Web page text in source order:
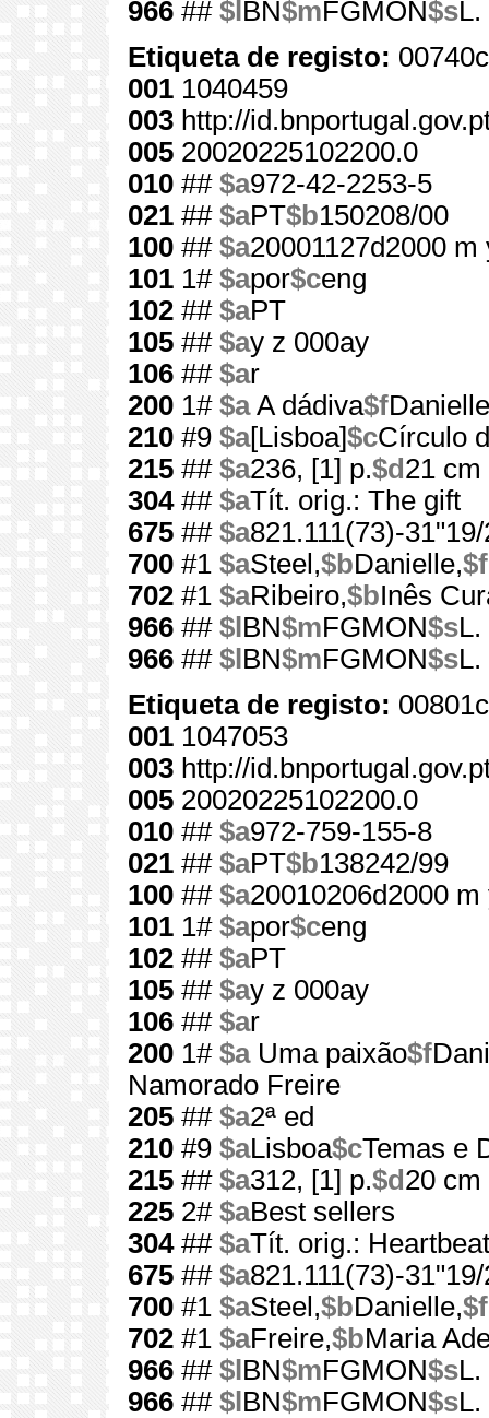
966 ## $l BN$mFGMON$sL.
Etiqueta de registo:
001 1040459
003 http://
005 20020225102200.0
010 ## $a972-42-2253-5
021 ## $aPT$b150208/00
100 ## $a20001127d2000
101 1# $apor$ceng
102 ## $aPT
105 ## $ay z 000ay
106 ## $ar
200 1# $aA dádiva$f
210 #9 $a[Lisboa]$cCírculo
215 ## $a236, [1] p.$d 21 cm
304## $aTít. orig.: The gift
675 ## $a821.111(73)-
700 #1 $aSteel,$bDanielle,$f
702 #1 $aRibeiro,$bInês
966 ## $l BN$mFGMON$sL.
966 ## $l BN$mFGMON$sL.
Etiqueta de registo:
001 1047053
003 http://
005 20020225102200.0
010 ## $a972-759-155-8
021 ## $aPT$b138242/99
100 ## $a20010206d2000
101 1# $apor$ceng
102 ## $aPT
105 ## $ay z 000ay
106 ## $ar
200 1# $aUma paixão$f
Namorado Freire
205 ## $a2ª ed
210 #9 $aLisboa$cTemas e
215 ## $a312, [1] p.$d 20 cm
225 2# $aBest sellers
304## $aTít. orig.: Heartbeat
675 ## $a821.111(73)-
700 #1 $aSteel,$bDanielle,$f
702 #1 $aFreire,$bMaria
966 ## $l BN$mFGMON$sL.
966 ## $l BN$mFGMON$sL.